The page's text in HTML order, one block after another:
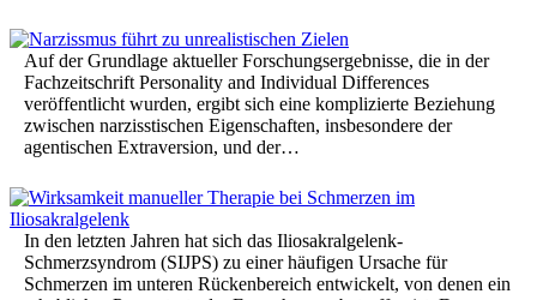
Auf der Grundlage aktueller Forschungsergebnisse, die in der
Fachzeitschrift Personality and Individual Differences
veröffentlicht wurden, ergibt sich eine komplizierte Beziehung
zwischen narzisstischen Eigenschaften, insbesondere der
agentischen Extraversion, und der…
In den letzten Jahren hat sich das Iliosakralgelenk-
Schmerzsyndrom (SIJPS) zu einer häufigen Ursache für
Schmerzen im unteren Rückenbereich entwickelt, von denen ein